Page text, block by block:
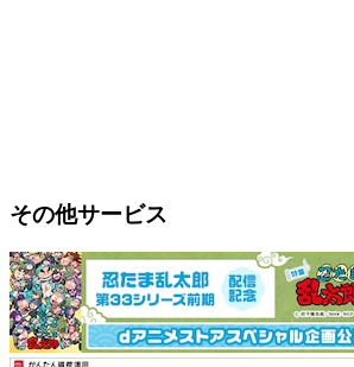
その他サービス